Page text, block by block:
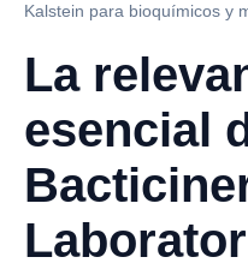
Kalstein para bioquímicos y
La
esencial